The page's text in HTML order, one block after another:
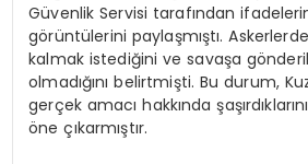
Güvenlik Servisi tarafından
görüntülerini paylaşmıştı.
kalmak istediğini ve savaşa
olmadığını belirtmişti. Bu durum,
gerçek amacı hakkında
öne çıkarmıştır.